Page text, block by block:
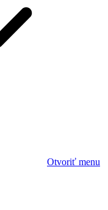
Otvoriť menu